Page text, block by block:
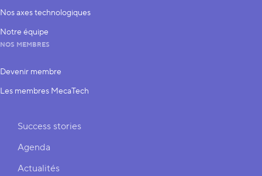
Nos axes technologiques
Notre équipe
NOS MEMBRES
Devenir membre
Les membres MecaTech
Liens rapides
Success stories
Agenda
Actualités